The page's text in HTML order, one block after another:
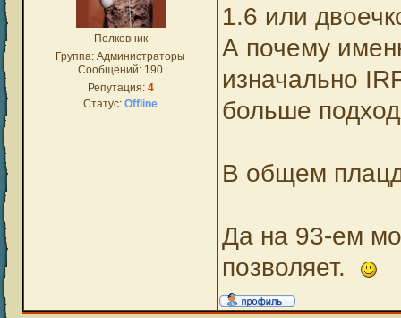
Полковник
Группа: Администраторы
Сообщений: 190
Репутация: 4
Статус: Offline
1.6 или
А почему
изначально
больше
В общем
Да на 93-ем
позволяет.